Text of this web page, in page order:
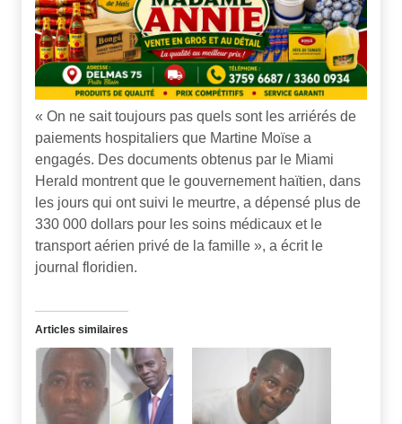
« On ne sait toujours pas quels sont les arriérés de
paiements hospitaliers que Martine Moïse a
engagés. Des documents obtenus par le Miami
Herald montrent que le gouvernement haïtien, dans
les jours qui ont suivi le meurtre, a dépensé plus de
330 000 dollars pour les soins médicaux et le
transport aérien privé de la famille », a écrit le
journal floridien.
Articles similaires